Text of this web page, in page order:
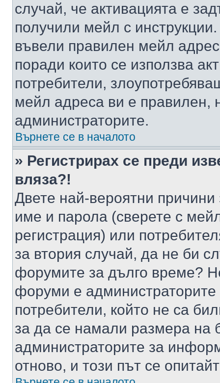
случай, че активацията е
получили мейл с
въвели правилен мейл
поради които се използва
потребители,
мейл адреса ви е правилен,
администраторите.
Върнете се в началото
» Регистрирах се преди
вляза?!
Двете най-вероятни
име и парола (сверете с
регистрация) или
за втория случай, да не би
форумите за дълго време?
форуми е администраторите
потребители, който не са
за да се намали размера на
администраторите за
отново, и този път се